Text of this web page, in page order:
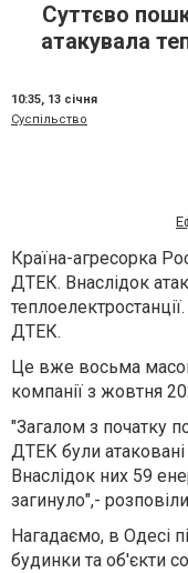
Суттєво
атакувала
10:35, 13 січня
Суспільство
Країна-агресорка
ДТЕК. Внаслідок
ДТЕК.
Це вже восьма
компанії з жовтня
"Загалом з початку
ДТЕК були
Внаслідок них 59
загинуло",-
Нагадаємо, в Одесі
будинки та об'єкти